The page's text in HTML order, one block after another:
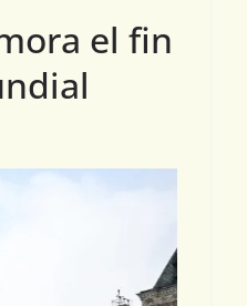
el fin